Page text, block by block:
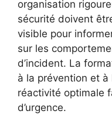
organisation
sécurité doivent
visible pour
sur les
d’incident. La
à la prévention et à
réactivité optimale
d’urgence.